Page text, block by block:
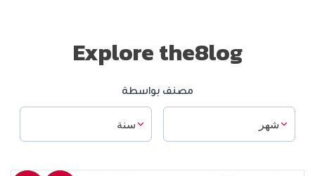
Explore the8log
مصنف بواسطة